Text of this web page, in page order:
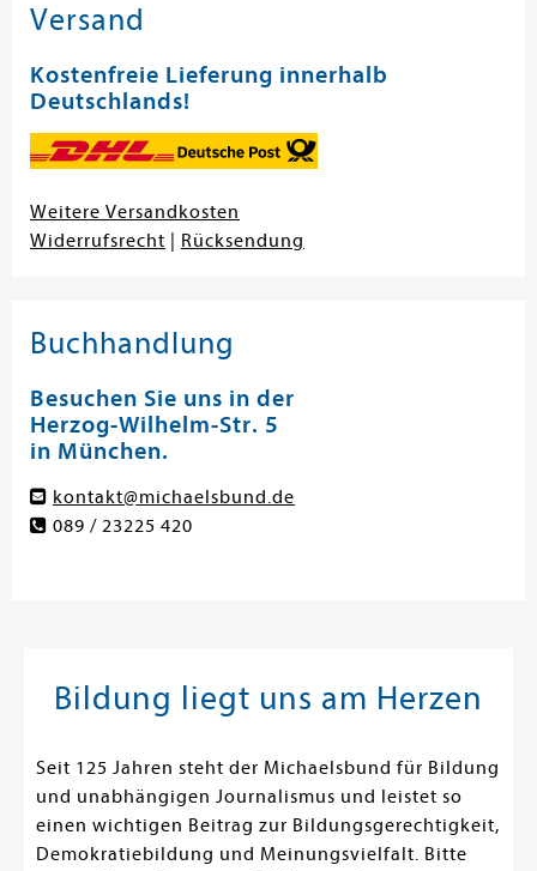
Versand
Kostenfreie Lieferung innerhalb
Deutschlands!
Weitere Versandkosten
Widerrufsrecht
Rücksendung
Buchhandlung
Besuchen Sie uns in der
Herzog-Wilhelm-Str. 5
in München.
kontakt@michaelsbund.de
089 / 23225 420
Bildung liegt uns am Herzen
Seit 125 Jahren steht der Michaelsbund für Bildung
und unabhängigen Journalismus und leistet so
einen wichtigen Beitrag zur Bildungsgerechtigkeit,
Demokratiebildung und Meinungsvielfalt. Bitte